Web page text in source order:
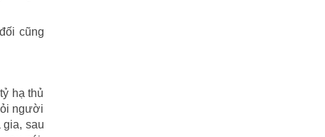
cũng
hạ thủ
người
sau